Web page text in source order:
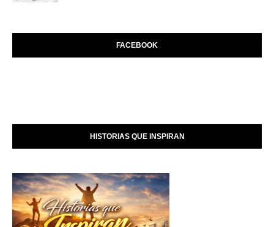
FACEBOOK
HISTORIAS QUE INSPIRAN